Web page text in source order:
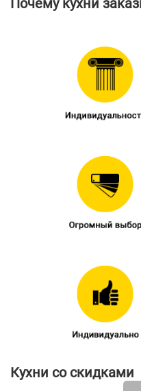
Почему кухни
Кухни со скидками